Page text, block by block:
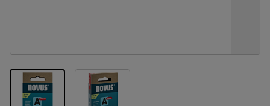
View larger imageView larger image